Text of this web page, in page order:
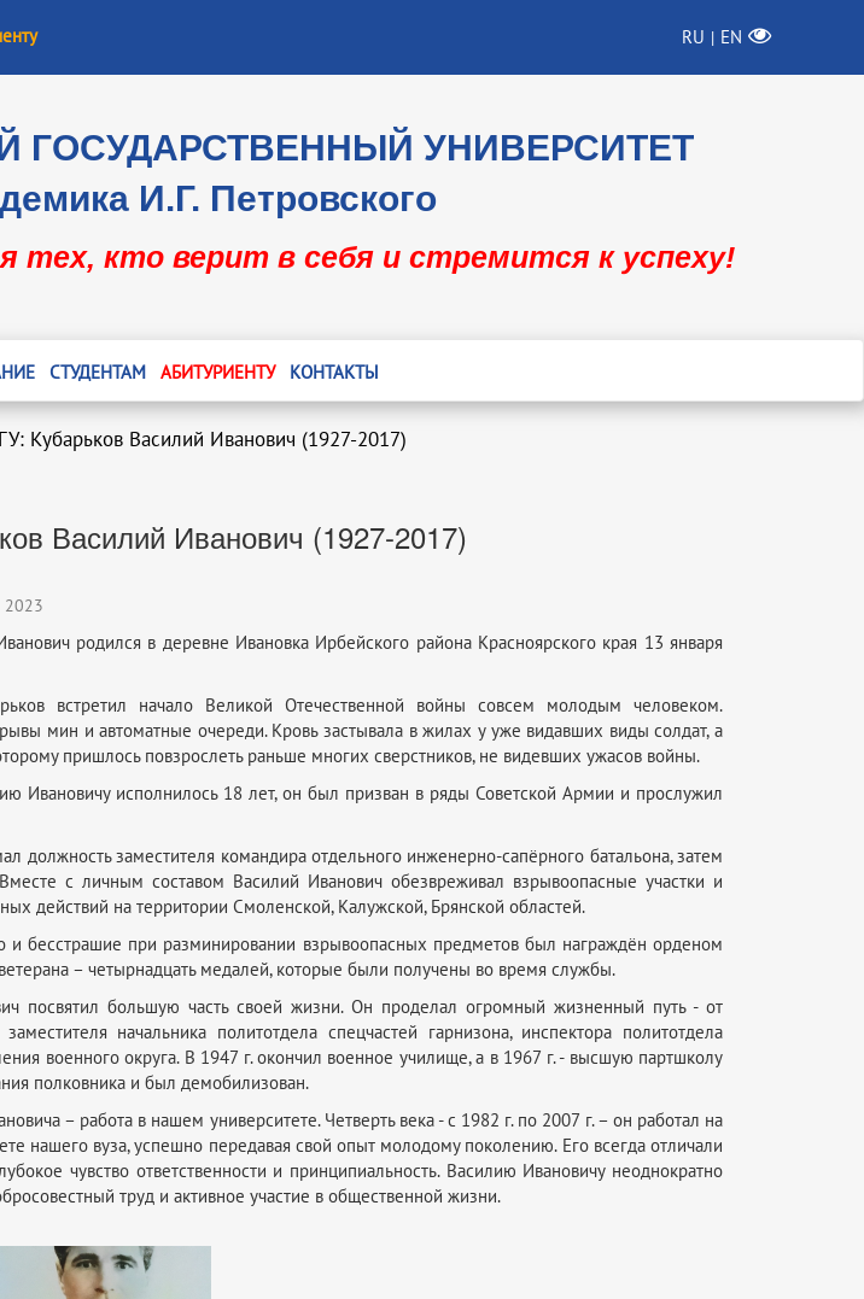
RU | EN
ГОСУДАРСТВЕННЫЙ УНИВЕРСИТЕТ
И.Г. Петровского
тех, кто верит в себя и стремится к успеху!
СТУДЕНТАМ АБИТУРИЕНТУ КОНТАКТЫ
Кубарьков Василий Иванович (1927-2017)
Василий Иванович (1927-2017)
2023
родился в деревне Ивановка Ирбейского района Красноярского края 13 января
встретил начало Великой Отечественной войны совсем молодым человеком.
мин и автоматные очереди. Кровь застывала в жилах у уже видавших виды солдат, а
пришлось повзрослеть раньше многих сверстников, не видевших ужасов войны.
Ивановичу исполнилось 18 лет, он был призван в ряды Советской Армии и прослужил
должность заместителя командира отдельного инженерно-сапёрного батальона, затем
с личным составом Василий Иванович обезвреживал взрывоопасные участки и
действий на территории Смоленской, Калужской, Брянской областей.
и бесстрашие при разминировании взрывоопасных предметов был награждён орденом
– четырнадцать медалей, которые были получены во время службы.
посвятил большую часть своей жизни. Он проделал огромный жизненный путь - от
начальника политотдела спецчастей гарнизона, инспектора политотдела
военного округа. В 1947 г. окончил военное училище, а в 1967 г. - высшую партшколу
полковника и был демобилизован.
– работа в нашем университете. Четверть века - с 1982 г. по 2007 г. – он работал на
нашего вуза, успешно передавая свой опыт молодому поколению. Его всегда отличали
чувство ответственности и принципиальность. Василию Ивановичу неоднократно
труд и активное участие в общественной жизни.